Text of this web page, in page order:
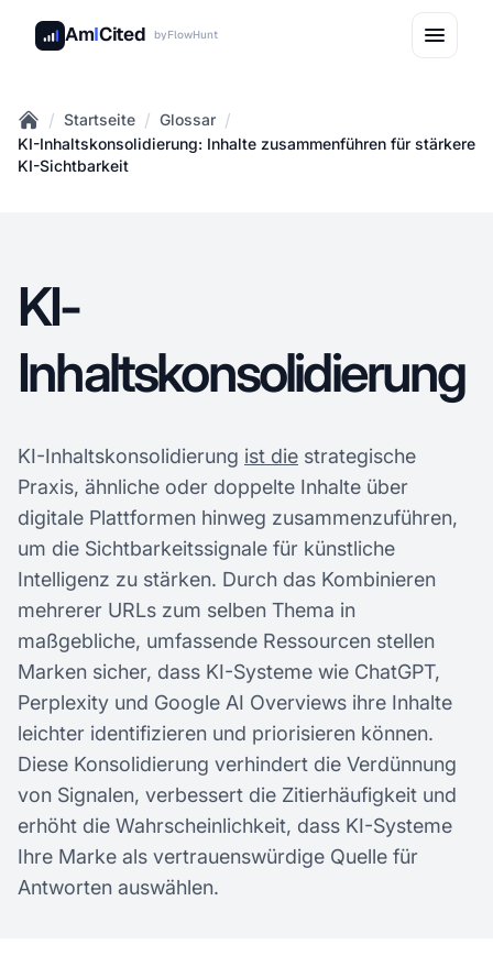
AmICited byFlowHunt
Home
/ Startseite / Glossar /
KI-Inhaltskonsolidierung: Inhalte zusammenführen für stärkere
KI-Sichtbarkeit
KI-
Inhaltskonsolidierung
KI-Inhaltskonsolidierung ist die strategische
Praxis, ähnliche oder doppelte Inhalte über
digitale Plattformen hinweg zusammenzuführen,
um die Sichtbarkeitssignale für künstliche
Intelligenz zu stärken. Durch das Kombinieren
mehrerer URLs zum selben Thema in
maßgebliche, umfassende Ressourcen stellen
Marken sicher, dass KI-Systeme wie ChatGPT,
Perplexity und Google AI Overviews ihre Inhalte
leichter identifizieren und priorisieren können.
Diese Konsolidierung verhindert die Verdünnung
von Signalen, verbessert die Zitierhäufigkeit und
erhöht die Wahrscheinlichkeit, dass KI-Systeme
Ihre Marke als vertrauenswürdige Quelle für
Antworten auswählen.